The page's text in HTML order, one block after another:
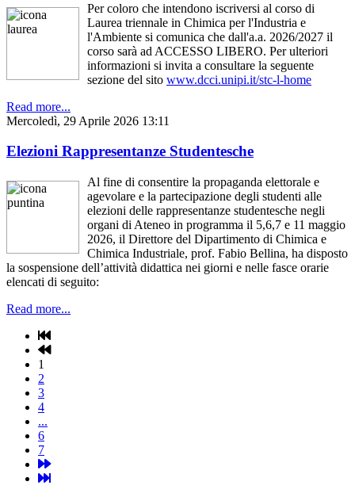
Per coloro che intendono iscriversi al corso di
Laurea triennale in Chimica per l'Industria e
l'Ambiente si comunica che dall'a.a. 2026/2027 il
corso sarà ad ACCESSO LIBERO. Per ulteriori
informazioni si invita a consultare la seguente
sezione del sito www.dcci.unipi.it/stc-l-home
Read more...
Mercoledì, 29 Aprile 2026 13:11
Elezioni Rappresentanze Studentesche
Al fine di consentire la propaganda elettorale e
agevolare e la partecipazione degli studenti alle
elezioni delle rappresentanze studentesche negli
organi di Ateneo in programma il 5,6,7 e 11 maggio
2026, il Direttore del Dipartimento di Chimica e
Chimica Industriale, prof. Fabio Bellina, ha disposto
la sospensione dell’attività didattica nei giorni e nelle fasce orarie
elencati di seguito:
Read more...
1
2
3
4
...
6
7